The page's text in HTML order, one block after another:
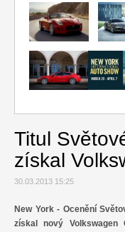
Titul
získal
30.03.2013 15:25
New York- Ocenění
získal nový Volkswagen